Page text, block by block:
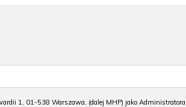
1, 01-538 Warszawa, (dalej MHP) jako Administratora